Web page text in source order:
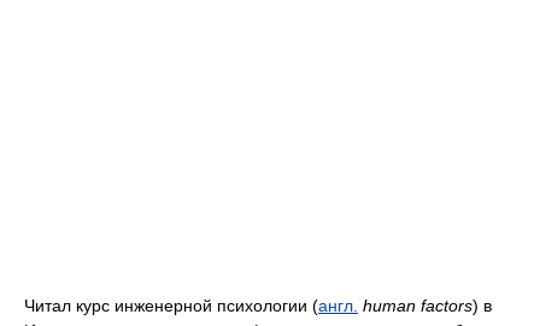
Читал курс инженерной психологии (англ. human factors) в